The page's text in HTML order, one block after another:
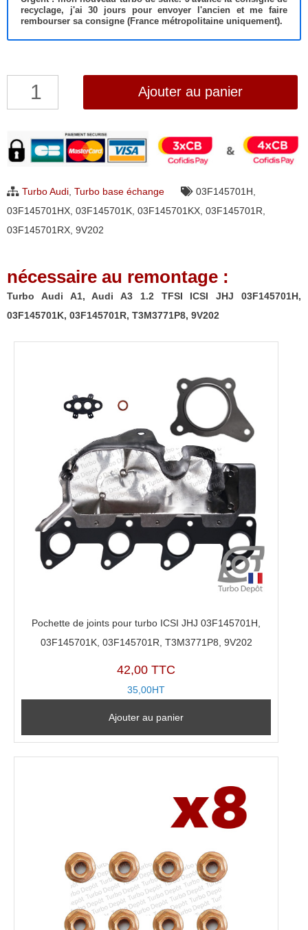
recyclage, j'ai 30 jours pour envoyer l'ancien et me faire
rembourser sa consigne (France métropolitaine uniquement).
quantité
Audi
A1,
A3
JHJ
03F145701H,
03F145701K,
Ajouter au panier
Turbo Audi Turbo base échange 03F145701H
03F145701HX 03F145701K 03F145701KX 03F145701R
03F145701RX 9V202
nécessaire au remontage :
Turbo Audi A1, Audi A3 1.2 TFSI ICSI JHJ 03F145701H,
03F145701K, 03F145701R, T3M3771P8, 9V202
Pochette de joints pour turbo ICSI JHJ 03F145701H,
03F145701K, 03F145701R, T3M3771P8, 9V202
42,00 TTC
35,00HT
Ajouter au panier